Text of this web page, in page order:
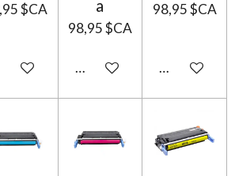
$CA
au panier
a
98,95 $CA
Ajouter au panier
98,95 $CA
Ajouter au